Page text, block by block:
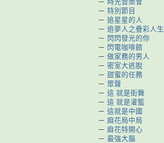
－ 時光音樂會
－ 特別節目
－ 追星星的人
－ 追夢人之疊彩人生
－ 閃閃發光的你
－ 閃電咖啡館
－ 做家務的男人
－ 密室大逃脫
－ 甜蜜的任務
－ 眾聲
－ 這 就是街舞
－ 這 就是灌籃
－ 這就是中國
－ 麻花局中局
－ 麻花特開心
－ 最強大腦